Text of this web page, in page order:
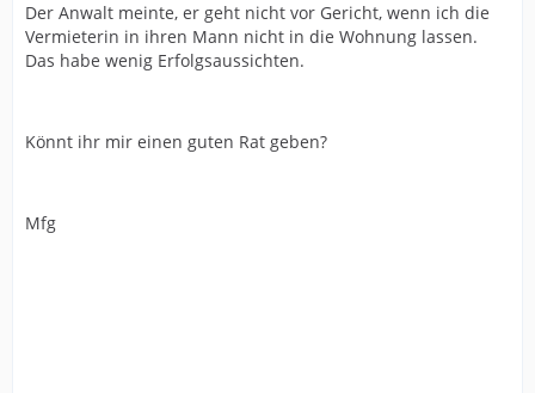
Der Anwalt meinte, er geht nicht vor Gericht, wenn ich die
Vermieterin in ihren Mann nicht in die Wohnung lassen.
Das habe wenig Erfolgsaussichten.
Könnt ihr mir einen guten Rat geben?
Mfg